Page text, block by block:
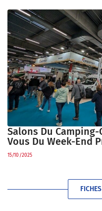
Salons Du Camping-
Vous Du Week-End
15/10/2025